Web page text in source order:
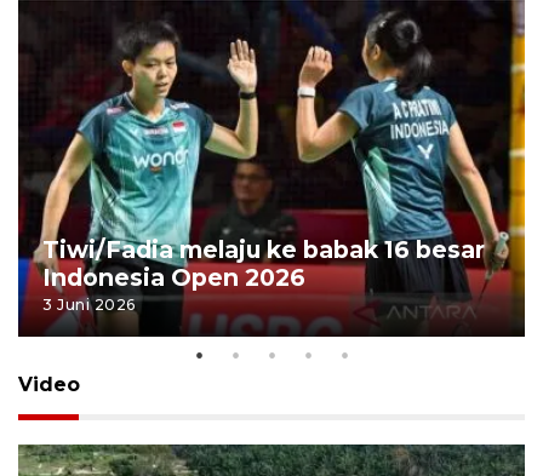
Tiwi/Fadia melaju ke babak 16 besar
Indonesia Open 2026
3 Juni 2026
Video